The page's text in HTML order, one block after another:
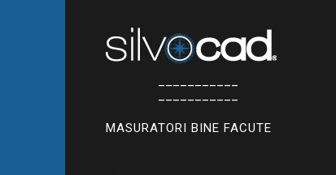
MASURATORI BINE FACUTE